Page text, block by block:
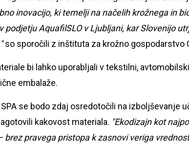
inovacijo, ki temelji na načelih krožnega in
podjetju AquafilSLO v Ljubljani, kar Slovenijo
so sporočili z inštituta za krožno gospodarstvo
bi lahko uporabljali v tekstilni,
embalaže.
se bodo zdaj osredotočili na izboljševanje
kakovost materiala. "Ekodizajn kot
brez pravega pristopa k zasnovi veriga